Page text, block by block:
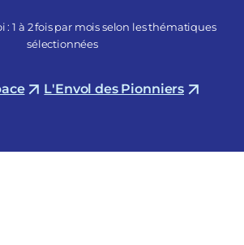
: 1 à 2 fois par mois selon les thématiques
sélectionnées
L'Envol des Pionniers